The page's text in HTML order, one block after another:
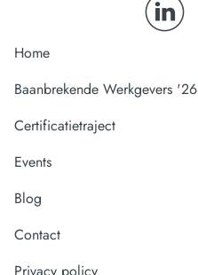
Home
Baanbrekende Werkgevers '26
Certificatietraject
Events
Blog
Contact